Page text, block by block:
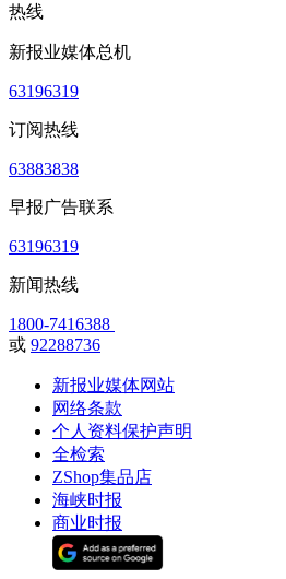
热线
新报业媒体总机
63196319
订阅热线
63883838
早报广告联系
63196319
新闻热线
1800-7416388
或 92288736
新报业媒体网站
网络条款
个人资料保护声明
全检索
ZShop集品店
海峡时报
商业时报